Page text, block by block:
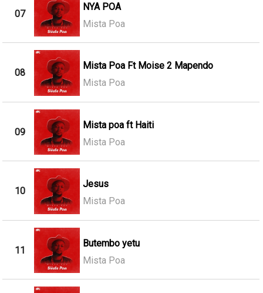
07
NYA POA
Mista Poa
08
Mista Poa Ft Moise 2 Mapendo
Mista Poa
09
Mista poa ft Haiti
Mista Poa
10
Jesus
Mista Poa
11
Butembo yetu
Mista Poa